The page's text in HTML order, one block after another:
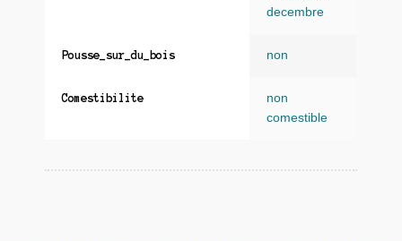
decembre
Pousse_sur_du_bois non
Comestibilite
non
comestible